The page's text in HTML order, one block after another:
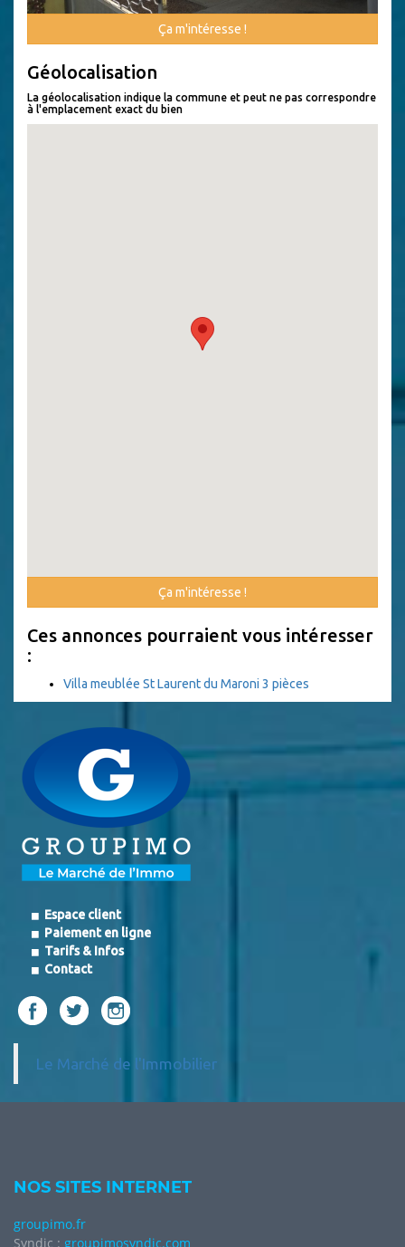
Ça m'intéresse !
Géolocalisation
La géolocalisation indique la commune et peut ne pas correspondre
à l'emplacement exact du bien
Ça m'intéresse !
Ces annonces pourraient vous intéresser
:
Villa meublée St Laurent du Maroni 3 pièces
Espace client
Paiement en ligne
Tarifs & Infos
Contact
Le Marché de l'Immobilier
NOS SITES INTERNET
groupimo.fr
Syndic : groupimosyndic.com